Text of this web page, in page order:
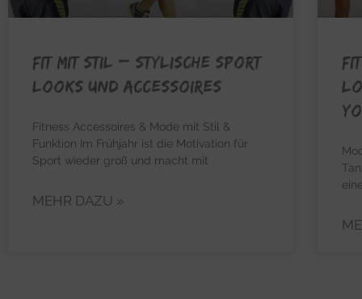
FIT MIT STIL – Stylische Sport
Looks und Accessoires
Fitness Accessoires & Mode mit Stil &
Funktion Im Frühjahr ist die Motivation für
Sport wieder groß und macht mit
MEHR DAZU »